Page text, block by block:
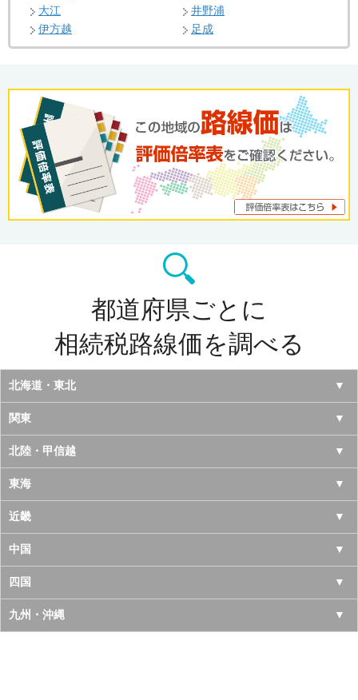
大江
井野浦
伊方越
足成
都道府県ごとに
相続税路線価を調べる
北海道・東北
北海道
青森県
岩手県
宮城県
秋田県
山形県
福島県
関東
東京都
神奈川県
千葉県
埼玉県
茨城県
栃木県
北陸・甲信越
山梨県
長野県
新潟県
富山県
石川県
東海
愛知県
岐阜県
三重県
静岡県
近畿
大阪府
京都府
兵庫県
中国
鳥取県
島根県
四国
徳島県
九州・沖縄